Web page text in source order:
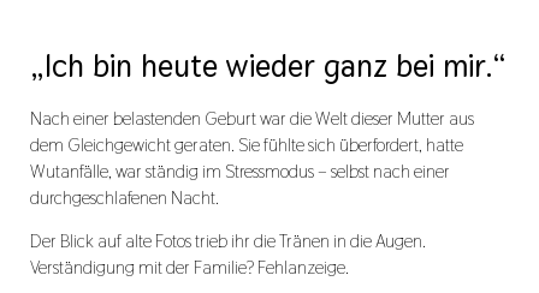
„Ich bin heute wieder ganz bei mir.“
Nach einer belastenden Geburt war die Welt dieser Mutter aus
dem Gleichgewicht geraten. Sie fühlte sich überfordert, hatte
Wutanfälle, war ständig im Stressmodus – selbst nach einer
durchgeschlafenen Nacht.
Der Blick auf alte Fotos trieb ihr die Tränen in die Augen.
Verständigung mit der Familie? Fehlanzeige.